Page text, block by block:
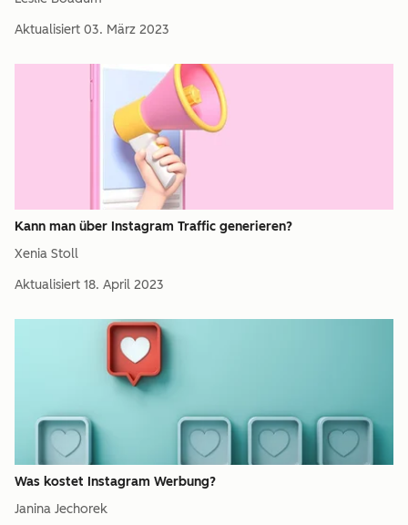
Aktualisiert 03. März 2023
Kann man über Instagram Traffic generieren?
Xenia Stoll
Aktualisiert 18. April 2023
Was kostet Instagram Werbung?
Janina Jechorek